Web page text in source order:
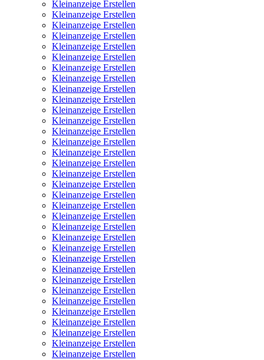
Kleinanzeige Erstellen
Kleinanzeige Erstellen
Kleinanzeige Erstellen
Kleinanzeige Erstellen
Kleinanzeige Erstellen
Kleinanzeige Erstellen
Kleinanzeige Erstellen
Kleinanzeige Erstellen
Kleinanzeige Erstellen
Kleinanzeige Erstellen
Kleinanzeige Erstellen
Kleinanzeige Erstellen
Kleinanzeige Erstellen
Kleinanzeige Erstellen
Kleinanzeige Erstellen
Kleinanzeige Erstellen
Kleinanzeige Erstellen
Kleinanzeige Erstellen
Kleinanzeige Erstellen
Kleinanzeige Erstellen
Kleinanzeige Erstellen
Kleinanzeige Erstellen
Kleinanzeige Erstellen
Kleinanzeige Erstellen
Kleinanzeige Erstellen
Kleinanzeige Erstellen
Kleinanzeige Erstellen
Kleinanzeige Erstellen
Kleinanzeige Erstellen
Kleinanzeige Erstellen
Kleinanzeige Erstellen
Kleinanzeige Erstellen
Kleinanzeige Erstellen
Kleinanzeige Erstellen